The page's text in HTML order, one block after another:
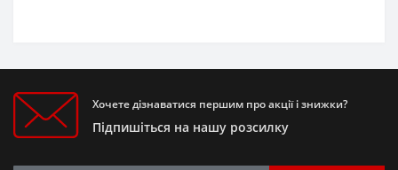
Хочете дізнаватися першим про акції і знижки?
Підпишіться на нашу розсилку